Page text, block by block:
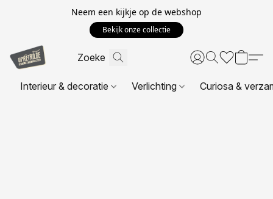
Neem een kijkje op de webshop
Bekijk onze collectie
Interieur & decoratie Verlichting Curiosa &